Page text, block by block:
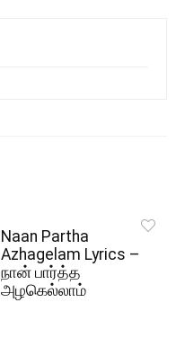
Naan Partha
Azhagelam Lyrics –
நான் பார்த்த
அழகெல்லாம்